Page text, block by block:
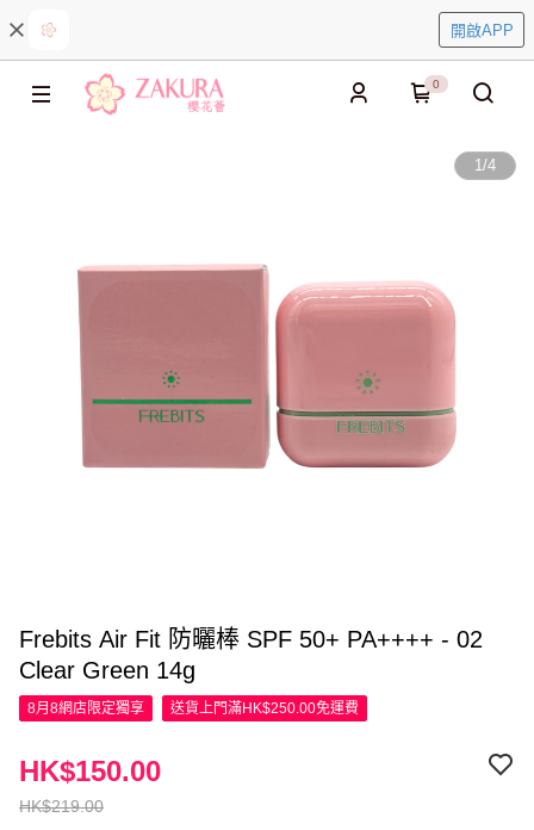
開啟APP
0
1/4
Frebits Air Fit 防曬棒 SPF 50+ PA++++ - 02
Clear Green 14g
8月8網店限定獨享 送貨上門滿HK$250.00免運費
HK$219.00
HK$150.00